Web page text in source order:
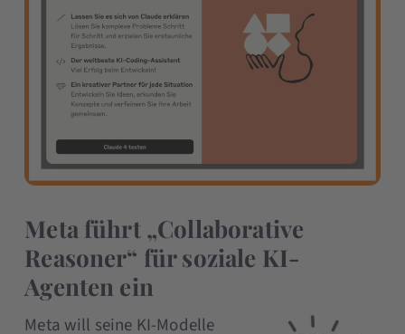
Meta führt „Collaborative
Reasoner“ für soziale KI-
Agenten ein
Meta will seine KI-Modelle